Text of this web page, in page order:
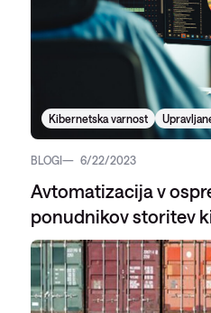
Kibernetska varnost
BLOGI 6/22/2023
Avtomatizacija v
ponudnikov storitev